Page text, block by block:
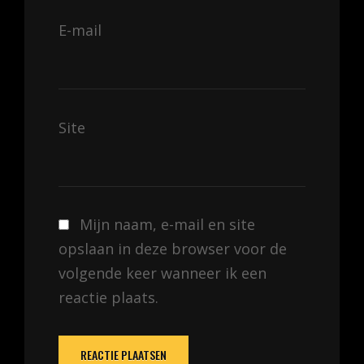
E-mail
Site
Mijn naam, e-mail en site
opslaan in deze browser voor de
volgende keer wanneer ik een
reactie plaats.